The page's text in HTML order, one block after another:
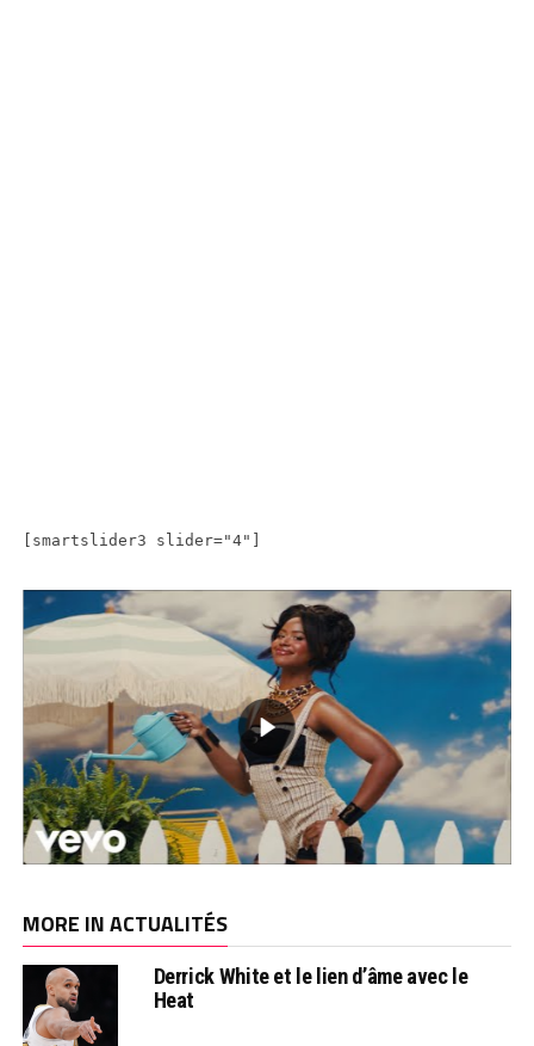
[smartslider3 slider="4"]
MORE IN ACTUALITÉS
Derrick White et le lien d’âme avec le
Heat